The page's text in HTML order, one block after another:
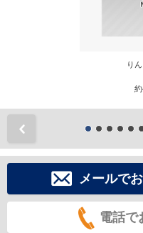
り
メールで
電話で